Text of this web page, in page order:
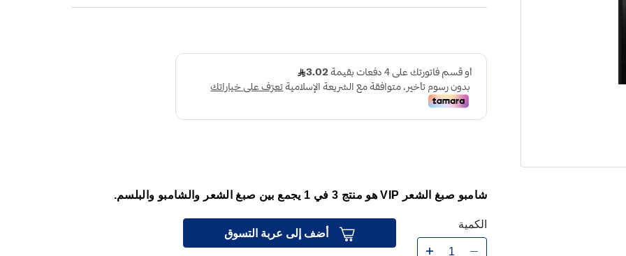
شامبو صبغ الشعر VIP هو منتج 3 في 1 يجمع بين صبغ الشعر والشامبو والبلسم.
الكمية
أضف إلى عربة التسوق